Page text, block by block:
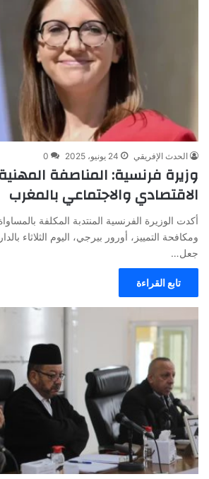
الحدث الإفريقي 24 يونيو، 2025 0
وزيرة فرنسية: المناصفة
الاقتصادي والاجتماعي بالمغرب
أكدت الوزيرة الفرنسية المنتدبة المكلفة
ومكافحة التمييز، أورور بيرجي، اليوم الثلاثاء
جعل…
تابع القراءة